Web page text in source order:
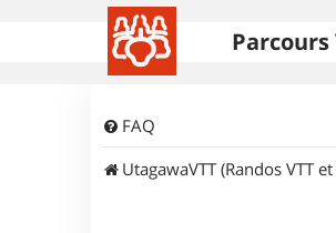
Parcours
FAQ
UtagawaVTT (Randos VTT